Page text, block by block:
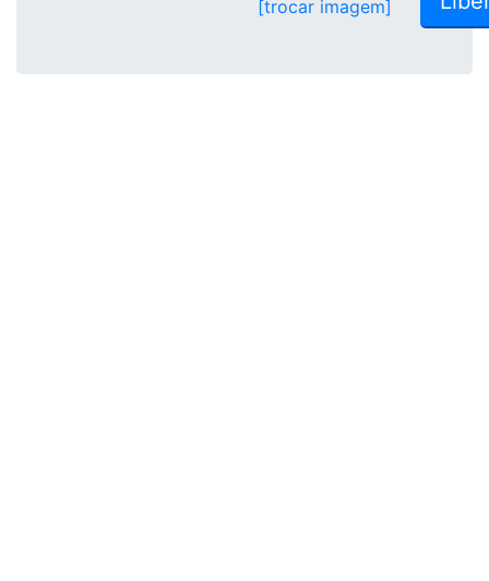
[trocar imagem]